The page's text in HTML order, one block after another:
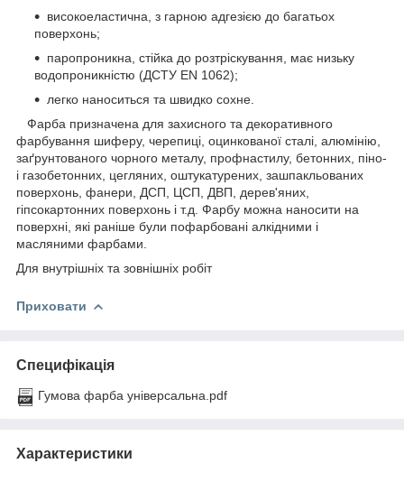
високоеластична, з гарною адгезією до багатьох
поверхонь;
паропроникна, стійка до розтріскування, має низьку
водопроникністю (ДСТУ EN 1062);
легко наноситься та швидко сохне.
Фарба призначена для захисного та декоративного
фарбування шиферу, черепиці, оцинкованої сталі, алюмінію,
заґрунтованого чорного металу, профнастилу, бетонних, піно-
і газобетонних, цегляних, оштукатурених, зашпакльованих
поверхонь, фанери, ДСП, ЦСП, ДВП, дерев'яних,
гіпсокартонних поверхонь і т.д. Фарбу можна наносити на
поверхні, які раніше були пофарбовані алкідними і
масляними фарбами.
Для внутрішніх та зовнішніх робіт
Приховати
Специфікація
Гумова фарба універсальна.pdf
Характеристики